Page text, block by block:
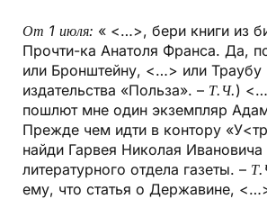
От 1 июля: « <…>, бери книги из
Прочти-ка Анатоля Франса. Да,
или Бронштейну, <…> или Траубу
издательства «Польза». – Т.Ч.)
пошлют мне один экземпляр
Прежде чем идти в контору
найди Гарвея Николая Ивановича
литературного отдела газеты. –
ему, что статья о Державине,